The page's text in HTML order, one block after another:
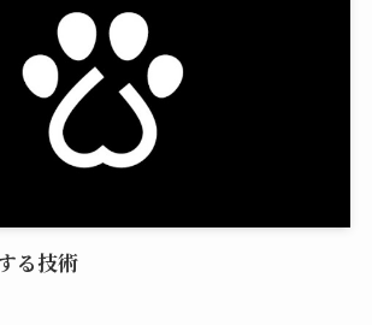
る技術